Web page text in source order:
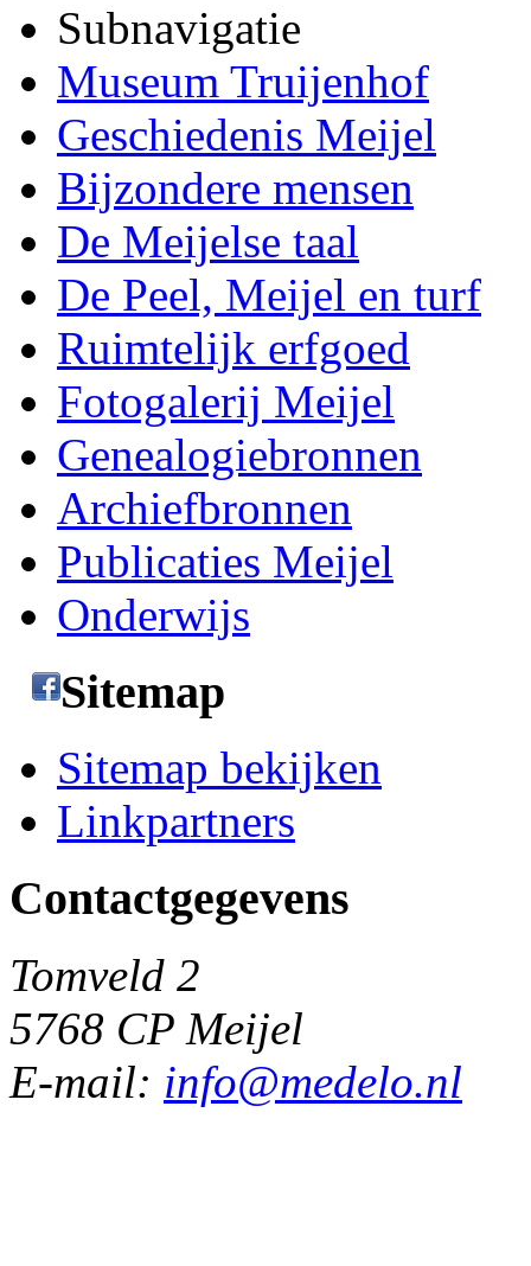
Subnavigatie
Museum Truijenhof
Geschiedenis Meijel
Bijzondere mensen
De Meijelse taal
De Peel, Meijel en turf
Ruimtelijk erfgoed
Fotogalerij Meijel
Genealogiebronnen
Archiefbronnen
Publicaties Meijel
Onderwijs
Sitemap
Sitemap bekijken
Linkpartners
Contactgegevens
Tomveld 2
5768 CP Meijel
E-mail: info@medelo.nl